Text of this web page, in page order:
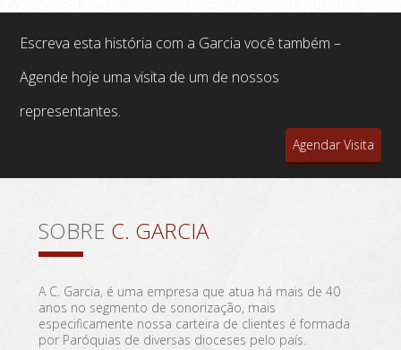
Escreva esta história com a Garcia você também –
Agende hoje uma visita de um de nossos
representantes.
Agendar Visita
SOBRE C. GARCIA
A C. Garcia, é uma empresa que atua há mais de 40
anos no segmento de sonorização, mais
especificamente nossa carteira de clientes é formada
por Paróquias de diversas dioceses pelo país.